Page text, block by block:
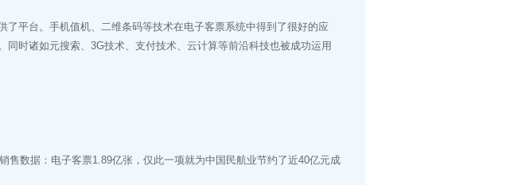
平台。手机值机、二维条码等技术在电子客票系统中得到了很好的应
同时诸如元搜索、3G技术、支付技术、云计算等前沿科技也被成功运用
数据：电子客票1.89亿张，仅此一项就为中国民航业节约了近40亿元成